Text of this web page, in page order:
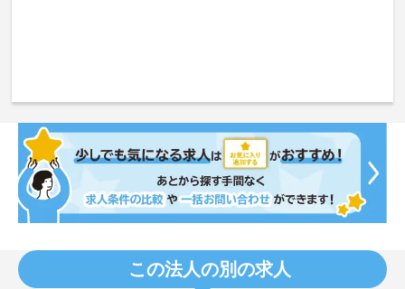
この法人の別の求人